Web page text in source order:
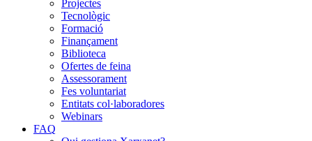
Projectes
Tecnològic
Formació
Finançament
Biblioteca
Ofertes de feina
Assessorament
Fes voluntariat
Entitats col·laboradores
Webinars
FAQ